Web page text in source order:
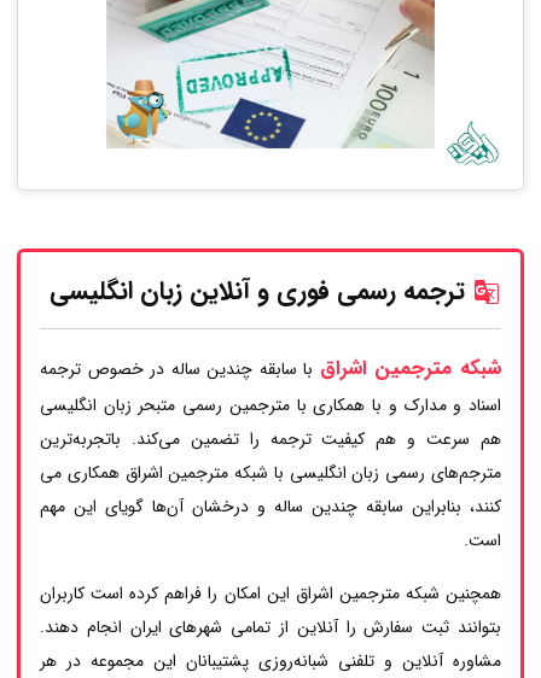
ترجمه رسمی فوری و آنلاین زبان انگلیسی
شبکه مترجمین اشراق با سابقه چندین ساله در خصوص ترجمه
اسناد و مدارک و با همکاری با مترجمین رسمی متبحر زبان انگلیسی
هم سرعت و هم کیفیت ترجمه را تضمین می‌کند. باتجربه‌ترین
مترجم‌های رسمی زبان انگلیسی با شبکه مترجمین اشراق همکاری می
کنند، بنابراین سابقه چندین ساله و درخشان آن‌ها گویای این مهم
است.
همچنین شبکه مترجمین اشراق این امکان را فراهم کرده است کاربران
بتوانند ثبت سفارش را آنلاین از تمامی شهرهای ایران انجام دهند.
مشاوره آنلاین و تلفنی شبانه‌روزی پشتیبانان این مجموعه در هر